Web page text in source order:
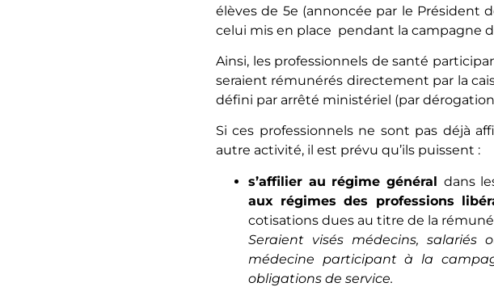
élèves de 5e (annoncée par le Président
celui mis en place pendant la campagne
Ainsi, les professionnels de santé
seraient rémunérés directement par la
défini par arrêté ministériel (par
Si ces professionnels ne sont pas déjà
autre activité, il est prévu qu’ils puissent :
s’affilier au régime général dans
aux régimes des professions
cotisations dues au titre de la
Seraient visés médecins,
médecine participant à la
obligations de service.